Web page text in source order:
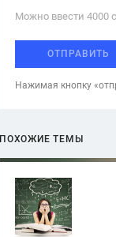
Можно ввести 4000
ОТПРАВИТЬ
Нажимая кнопку
ПОХОЖИЕ ТЕМЫ